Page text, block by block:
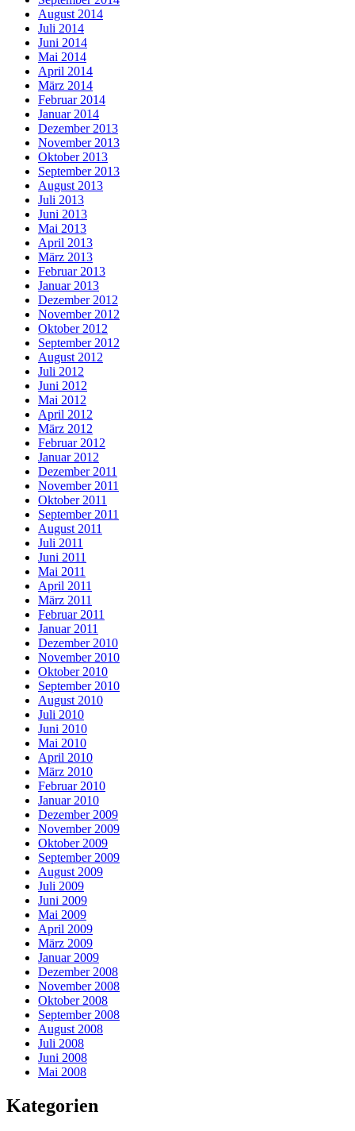
August 2014
Juli 2014
Juni 2014
Mai 2014
April 2014
März 2014
Februar 2014
Januar 2014
Dezember 2013
November 2013
Oktober 2013
September 2013
August 2013
Juli 2013
Juni 2013
Mai 2013
April 2013
März 2013
Februar 2013
Januar 2013
Dezember 2012
November 2012
Oktober 2012
September 2012
August 2012
Juli 2012
Juni 2012
Mai 2012
April 2012
März 2012
Februar 2012
Januar 2012
Dezember 2011
November 2011
Oktober 2011
September 2011
August 2011
Juli 2011
Juni 2011
Mai 2011
April 2011
März 2011
Februar 2011
Januar 2011
Dezember 2010
November 2010
Oktober 2010
September 2010
August 2010
Juli 2010
Juni 2010
Mai 2010
April 2010
März 2010
Februar 2010
Januar 2010
Dezember 2009
November 2009
Oktober 2009
September 2009
August 2009
Juli 2009
Juni 2009
Mai 2009
April 2009
März 2009
Januar 2009
Dezember 2008
November 2008
Oktober 2008
September 2008
August 2008
Juli 2008
Juni 2008
Mai 2008
Kategorien